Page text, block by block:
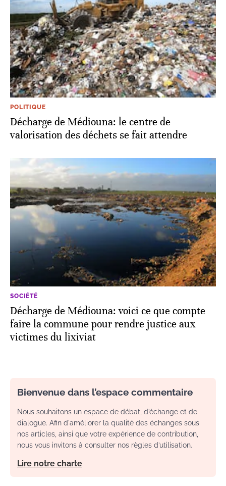
POLITIQUE
Décharge de Médiouna: le centre de
valorisation des déchets se fait attendre
SOCIÉTÉ
Décharge de Médiouna: voici ce que compte
faire la commune pour rendre justice aux
victimes du lixiviat
Bienvenue dans l’espace commentaire
Nous souhaitons un espace de débat, d’échange et de
dialogue. Afin d'améliorer la qualité des échanges sous
nos articles, ainsi que votre expérience de contribution,
nous vous invitons à consulter nos règles d’utilisation.
Lire notre charte